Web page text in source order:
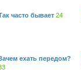
часто бывает 24
ехать передом?